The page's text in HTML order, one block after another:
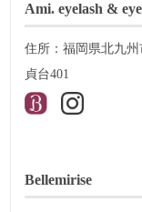
Ami. eyelash &
住所：福岡県北九
貞台401
Bellemirise